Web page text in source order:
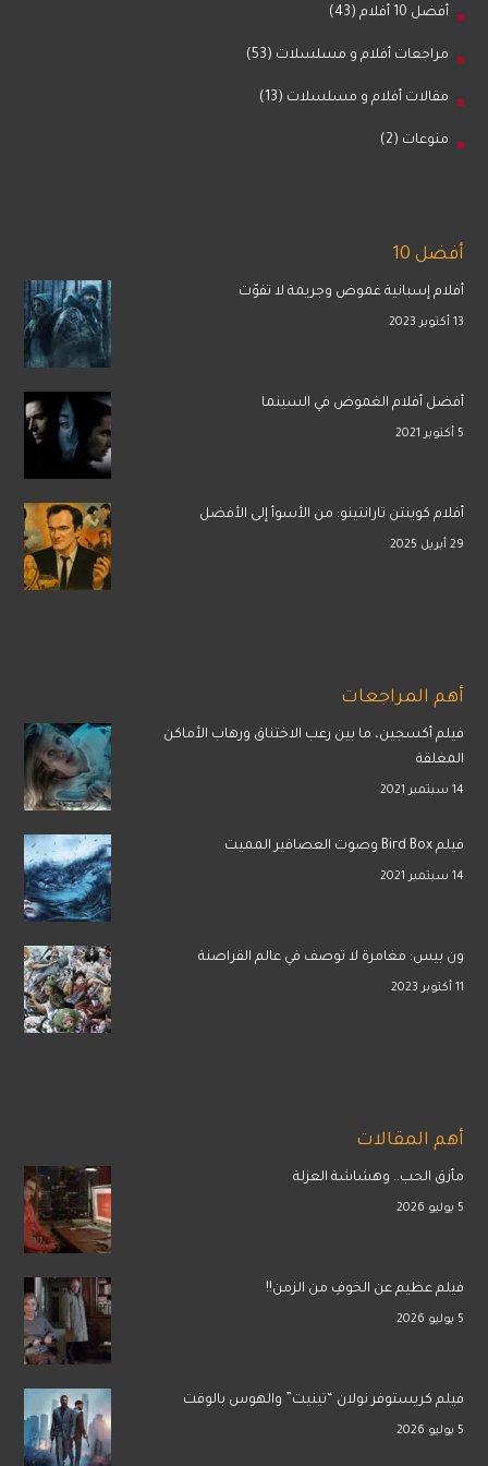
أفضل 10 أفلام (43)
مراجعات أفلام و مسلسلات (53)
مقالات أفلام و مسلسلات (13)
منوعات (2)
أفضل 10
أفلام إسبانية غموض وجريمة لا تفوّت
13 أكتوبر 2023
أفضل أفلام الغموض في السينما
5 أكتوبر 2021
أفلام كوينتن تارانتينو: من الأسوأ إلى الأفضل
29 أبريل 2025
أهم المراجعات
فيلم أكسجين، ما بين رعب الاختناق ورهاب الأماكن
المغلقة
14 سبتمبر 2021
فيلم Bird Box وصوت العصافير المميت
14 سبتمبر 2021
ون بيس: مغامرة لا توصف في عالم القراصنة
11 أكتوبر 2023
أهم المقالات
مأزق الحب.. وهشاشة العزلة
5 يوليو 2026
فيلم عظيم عن الخوفِ من الزمن!!
5 يوليو 2026
فيلم كريستوفر نولان “تينيت” والهوس بالوقت
5 يوليو 2026